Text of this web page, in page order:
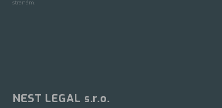
stranám.
NEST LEGAL s.r.o.